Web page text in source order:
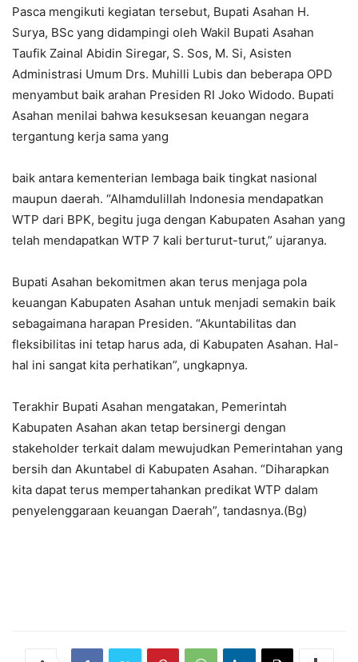
Pasca mengikuti kegiatan tersebut, Bupati Asahan H.
Surya, BSc yang didampingi oleh Wakil Bupati Asahan
Taufik Zainal Abidin Siregar, S. Sos, M. Si, Asisten
Administrasi Umum Drs. Muhilli Lubis dan beberapa OPD
menyambut baik arahan Presiden RI Joko Widodo. Bupati
Asahan menilai bahwa kesuksesan keuangan negara
tergantung kerja sama yang
baik antara kementerian lembaga baik tingkat nasional
maupun daerah. “Alhamdulillah Indonesia mendapatkan
WTP dari BPK, begitu juga dengan Kabupaten Asahan yang
telah mendapatkan WTP 7 kali berturut-turut,” ujaranya.
Bupati Asahan bekomitmen akan terus menjaga pola
keuangan Kabupaten Asahan untuk menjadi semakin baik
sebagaimana harapan Presiden. “Akuntabilitas dan
fleksibilitas ini tetap harus ada, di Kabupaten Asahan. Hal-
hal ini sangat kita perhatikan”, ungkapnya.
Terakhir Bupati Asahan mengatakan, Pemerintah
Kabupaten Asahan akan tetap bersinergi dengan
stakeholder terkait dalam mewujudkan Pemerintahan yang
bersih dan Akuntabel di Kabupaten Asahan. “Diharapkan
kita dapat terus mempertahankan predikat WTP dalam
penyelenggaraan keuangan Daerah”, tandasnya.(Bg)